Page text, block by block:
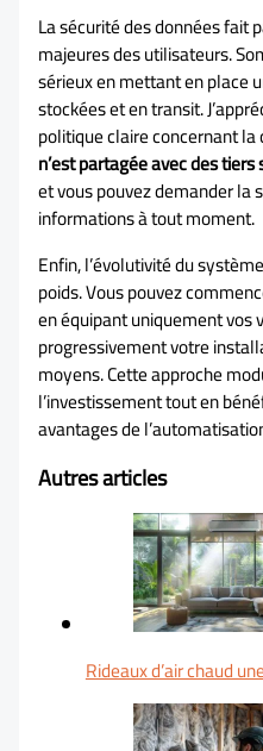
La sécurité des données fait
majeures des utilisateurs.
sérieux en mettant en place
stockées et en transit.
politique claire concernant
n’est partagée avec des
et vous pouvez demander la
informations à tout moment.
Enfin, l’évolutivité du
poids. Vous pouvez
en équipant uniquement vos
progressivement votre
moyens. Cette approche
l’investissement tout en
avantages de
Autres articles
Rideaux d’air chaud